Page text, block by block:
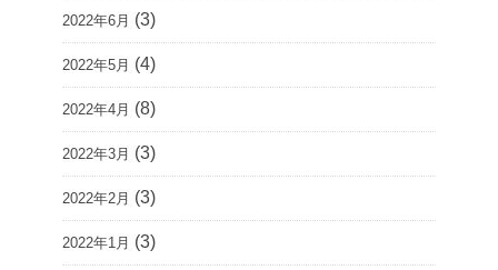
2022年6月 (3)
2022年5月 (4)
2022年4月 (8)
2022年3月 (3)
2022年2月 (3)
2022年1月 (3)